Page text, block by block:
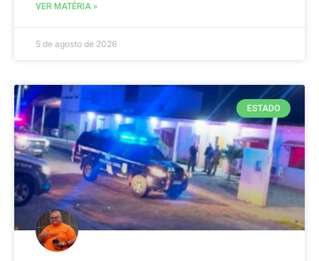
VER MATÉRIA »
5 de agosto de 2026
ESTADO